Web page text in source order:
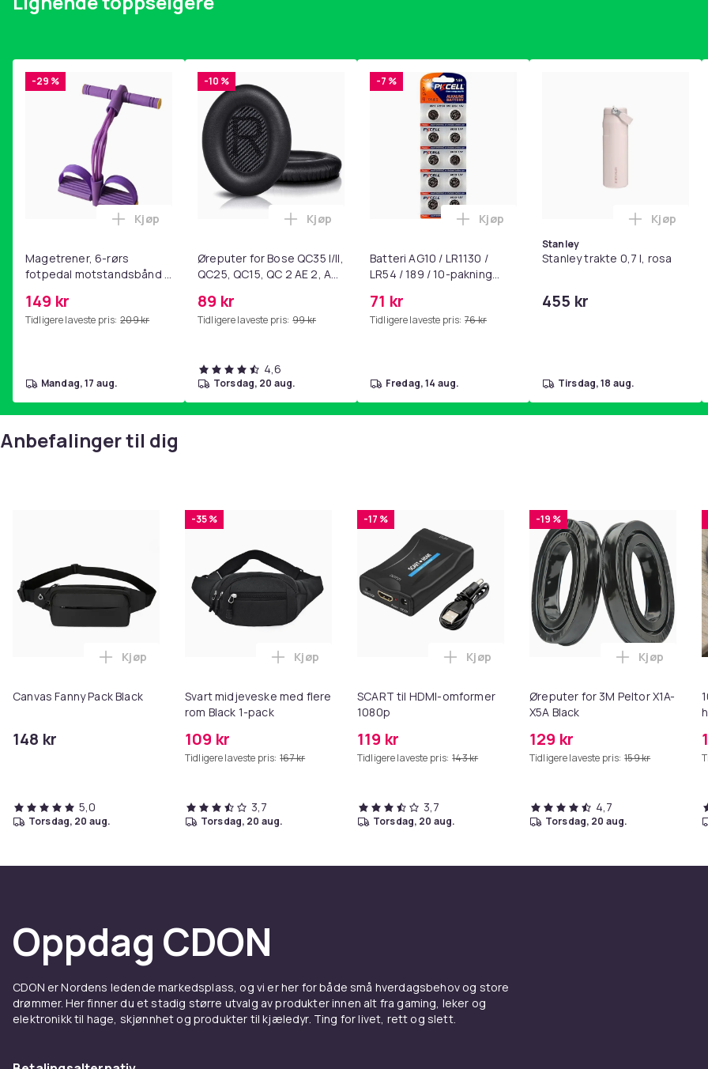
-29 %
Magetrener, 6-rørs
fotpedal motstandsbånd -
yoga og
hjemmegymnastikk Purple
149 kr
Tidligere laveste pris: 209 kr
Legg Magetrener, 6-rørs fotpedal motstandsbånd - mage- og kjernetrening, yoga og
Kjøp
mandag, 17 aug.
-10 %
Øreputer for Bose QC35 I/II,
QC25, QC15, QC 2 AE 2, AE
SoundLink Black
89 kr
Tidligere laveste pris: 99 kr
Legg Øreputer for Bose QC35 I/II, QC25, QC15, QC 2 AE 2, AE 2i, AE 2w,
Kjøp
4,6
torsdag, 20 aug.
-7 %
Batteri AG10 / LR1130 /
LR54 / 189 / 10-pakning
71 kr
Tidligere laveste pris: 76 kr
Legg Batteri AG10 / LR1130 / LR54 / 189
Kjøp
fredag, 14 aug.
Stanley
Stanley trakte 0,7 l, rosa
455 kr
Legg
Kjøp
tirsdag, 18 aug.
Anbefalinger til dig
Canvas Fanny Pack Black
148 kr
Legg Canvas Fanny Pack Black i handlekurven
Kjøp
5,0
torsdag, 20 aug.
-35 %
Svart midjeveske med flere
rom Black 1-pack
109 kr
Tidligere laveste pris: 167 kr
Legg Svart midjeveske med flere rom Black 1-pack i handlekurven
Kjøp
3,7
torsdag, 20 aug.
-17 %
SCART til HDMI-omformer
1080p
119 kr
Tidligere laveste pris: 143 kr
Legg SCART til HDMI-omformer 1080p i
Kjøp
3,7
torsdag, 20 aug.
-19 %
Øreputer for 3M Peltor X1A-
X5A Black
129 kr
Tidligere laveste pris: 159 kr
Legg
Kjøp
4,7
torsdag, 20 aug.
Oppdag CDON
CDON er Nordens ledende markedsplass, og vi er her for både små hverdagsbehov og store
drømmer. Her finner du et stadig større utvalg av produkter innen alt fra gaming, leker og
elektronikk til hage, skjønnhet og produkter til kjæledyr. Ting for livet, rett og slett.